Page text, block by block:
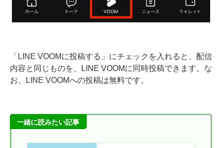
「LINE VOOMに投稿する」にチェックを入れると、配信
内容と同じものを、LINE VOOMに同時投稿できます。な
お、LINE VOOMへの投稿は無料です。
一緒に読みたい記事